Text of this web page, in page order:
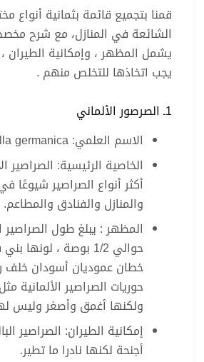
قمنا بتجميع قائمة بثمانية أنواع
الشائعة في المنازل، مع شرح
يشمل المظهر ، وإمكانية الطيران
يجب اتخاذها للتخلص منهم .
1ـ الصرصور الألماني
الاسم العلمي: Blattella germanica
الخاصية الرئيسية: الصراصير
أكثر أنواع الصراصير شيوعًا
والمنازل والفنادق والمطاعم.
المظهر : يبلغ طول الصراصير
حوالي 1/2 بوصة ، لونها
خطان عموديان أسودان خلف
حوريات الصراصير الألمانية
ولكنها أغمق وأصغر وليس
إمكانية الطيران: الصراصير
أجنحة لكنها نادرا ما تطير.